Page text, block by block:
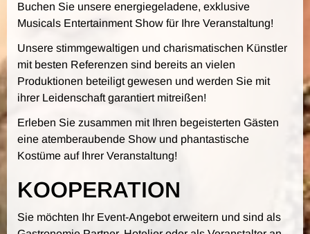
Buchen Sie unsere energiegeladene, exklusive
Musicals Entertainment Show für Ihre Veranstaltung!
Unsere stimmgewaltigen und charismatischen Künstler
mit besten Referenzen sind bereits an vielen
Produktionen beteiligt gewesen und werden Sie mit
ihrer Leidenschaft garantiert mitreißen!
Erleben Sie zusammen mit Ihren begeisterten Gästen
eine atemberaubende Show und phantastische
Kostüme auf Ihrer Veranstaltung!
KOOPERATION
Sie möchten Ihr Event-Angebot erweitern und sind als